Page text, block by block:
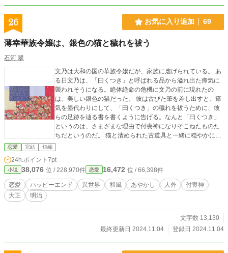
26 お気に入り追加 69
薄幸華族令嬢は、銀色の猫と穢れを祓う
石河 翠
文乃は大和の国の華族令嬢だが、家族に虐げられている。 あ
る日文乃は、「曰くつき」と呼ばれる品から溢れ出た瘴気に
襲われそうになる。絶体絶命の危機に文乃の前に現れたの
は、美しい銀色の猫だった。 彼は古びた筆を差し出すと、瘴
気を墨代わりにして、「曰くつき」の穢れを祓うために、彼
らの足跡を辿る書を書くように告げる。なんと「曰くつき」
というのは、さまざまな理由で付喪神になりそこねたものた
ちだというのだ。 猫と清められた古道具と一緒に穏やかに暮
らしていたある日、母屋が火事になってしまう。そこへ文乃
の姉が、火を消すように訴えてきて……。 穏やかで平凡な暮
らしに憧れるヒロインと、付喪神なヒーローの恋物語。 ハッ
ピーエンドです。 この作品は、他サイトにも投稿しておりま
す。 表紙絵は、写真ACよりチョコラテさまの作品(写真のI
D：22924341)をお借りしております。
恋愛 完結 短編
24h.ポイント 7pt
小説 38,076 位 / 228,970件 恋愛 16,472 位 / 66,398件
恋愛 ハッピーエンド 異世界 和風 あやかし 人外
付喪神
大正
明治
文字数 13,130
最終更新日 2024.11.04
登録日 2024.11.04